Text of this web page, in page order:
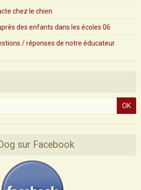
chez le chien
des enfants dans les écoles 06
/ réponses de notre éducateur
OK
sur Facebook